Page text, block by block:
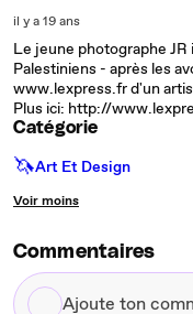
il y a 19 ans
Le jeune photographe
Palestiniens - après les
www.lexpress.fr d'un
Plus ici: http://
Catégorie
🦄Art Et Design
Voir moins
Commentaires